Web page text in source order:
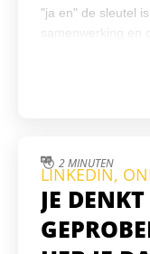
"ja en" de sleutel
samenwerking en
2 MINUTEN
LINKEDIN,
JE